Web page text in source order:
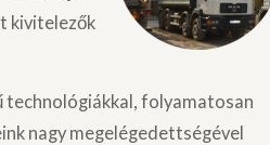
kivitelezők
technológiákkal, folyamatosan
nagy megelégedettségével